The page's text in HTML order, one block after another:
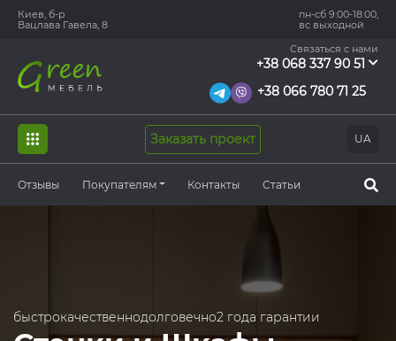
Киев, б-р
Вацлава Гавела, 8
пн-сб 9:00-18:00,
вс выходной
Связаться с нами
+38 068 337 90 51
+38 066 780 71 25
UA
Заказать проект
Отзывы Покупателям Контакты Статьи
быстрокачественнодолговечно2 года гарантии